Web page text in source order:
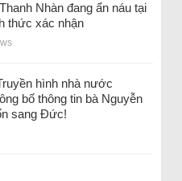
Nhàn đang ẩn náu tại
thức xác nhận
hình nhà nước
bố thông tin bà Nguyễn
sang Đức!